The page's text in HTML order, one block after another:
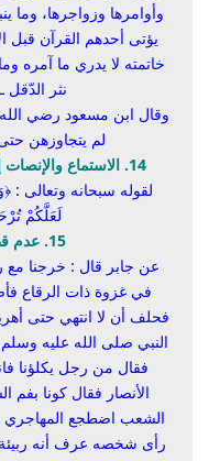
وأوامرها وزواجرها، وما
يؤتى أحدهم القرآن قبل
خاتمته لا يدري ما آمره
نثر الدّقل
وقال ابن مسعود رضي
لم يتجاوزهن
14. الاستماع والإنصات إلى قراءة غيره وعدم الإنشغال عنها
لقوله سبحانه وتعالى : ﴿
لَعَلَّكُمْ
15. عدم قطع القراءة إلا لضرورة
عن جابر قال : خرجنا مع
في غزوة ذات الرقاع
فحلف أن لا انتهي حتى
النبي صلى الله عليه
فقال من رجل يكلؤنا
الأنصار فقال كونا
الشعب اضطجع المهاجري
رأى شخصه عرف أنه